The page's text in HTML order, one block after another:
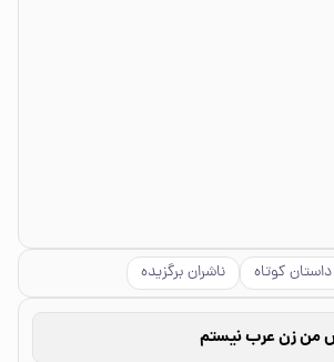
داستان کوتاه ناشران برگزیده
من زن عرب نیستم